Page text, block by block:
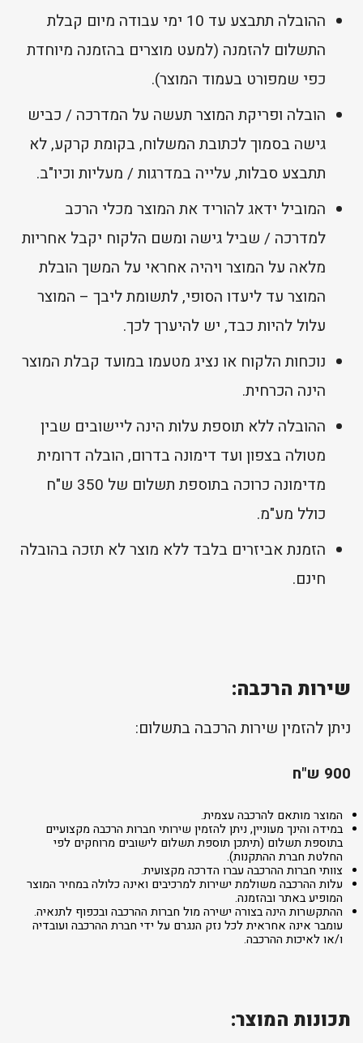
ההובלה תתבצע עד 10 ימי עבודה מיום קבלת
התשלום להזמנה (למעט מוצרים בהזמנה מיוחדת
כפי שמפורט בעמוד המוצר).
הובלה ופריקת המוצר תעשה על המדרכה / כביש
גישה בסמוך לכתובת המשלוח, בקומת קרקע, לא
תתבצע סבלות, עלייה במדרגות / מעליות וכיו"ב.
המוביל ידאג להוריד את המוצר מכלי הרכב
למדרכה / שביל גישה ומשם הלקוח יקבל אחריות
מלאה על המוצר ויהיה אחראי על המשך הובלת
המוצר עד ליעדו הסופי, לתשומת ליבך – המוצר
עלול להיות כבד, יש להיערך לכך.
נוכחות הלקוח או נציג מטעמו במועד קבלת המוצר
הינה הכרחית.
ההובלה ללא תוספת עלות הינה ליישובים שבין
מטולה בצפון ועד דימונה בדרום, הובלה דרומית
מדימונה כרוכה בתוספת תשלום של 350 ש"ח
כולל מע"מ.
הזמנת אביזרים בלבד ללא מוצר לא תזכה בהובלה
חינם.
שירות הרכבה:
ניתן להזמין שירות הרכבה בתשלום:
900 ש"ח
המוצר מותאם להרכבה עצמית.
במידה והינך מעוניין, ניתן להזמין שירותי חברות הרכבה מקצועיים
בתוספת תשלום (תיתכן תוספת תשלום לישובים מרוחקים לפי
החלטת חברת ההתקנות).
צוותי חברות ההרכבה עברו הדרכה מקצועית.
עלות ההרכבה משולמת ישירות למרכיבים ואינה כלולה במחיר המוצר
המופיע באתר ובהזמנה.
ההתקשרות הינה בצורה ישירה מול חברות ההרכבה ובכפוף לתנאיה.
עומבר אינה אחראית לכל נזק הנגרם על ידי חברת ההרכבה ועובדיה
ו/או לאיכות ההרכבה.
תכונות המוצר: